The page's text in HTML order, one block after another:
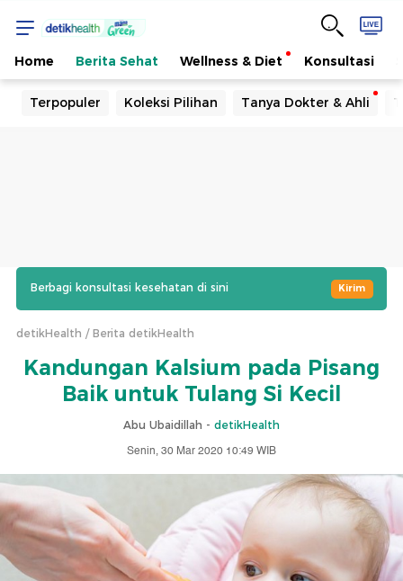
Home Berita Sehat Wellness & Diet Konsultasi
Terpopuler Koleksi Pilihan Tanya Dokter & Ahli
Berbagi konsultasi kesehatan di sini Kirim
detikHealth Berita detikHealth
Kandungan Kalsium pada Pisang
Baik untuk Tulang Si Kecil
Abu Ubaidillah - detikHealth
Senin, 30 Mar 2020 10:49 WIB